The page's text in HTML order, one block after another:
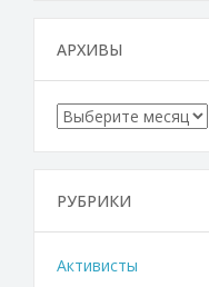
АРХИВЫ
Архивы
РУБРИКИ
Активисты